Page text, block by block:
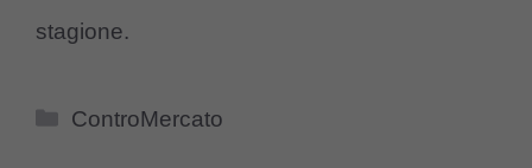
stagione.
Categorie
ControMercato